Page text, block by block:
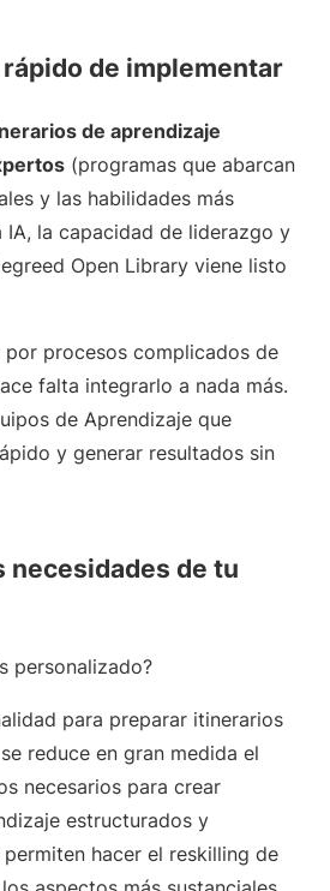
de implementar
de aprendizaje
(programas que abarcan
y las habilidades más
IA, la capacidad de liderazgo y
Open Library viene listo
por procesos complicados de
falta integrarlo a nada más.
de Aprendizaje que
y generar resultados sin
necesidades de tu
personalizado?
para preparar itinerarios
reduce en gran medida el
necesarios para crear
estructurados y
hacer el reskilling de